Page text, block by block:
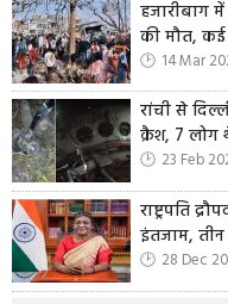
हजारीबाग
की मौत,
14 Mar
रांची से
क्रैश, 7 लोग
23 Feb
राष्ट्रपति
इंतजाम,
28 Dec